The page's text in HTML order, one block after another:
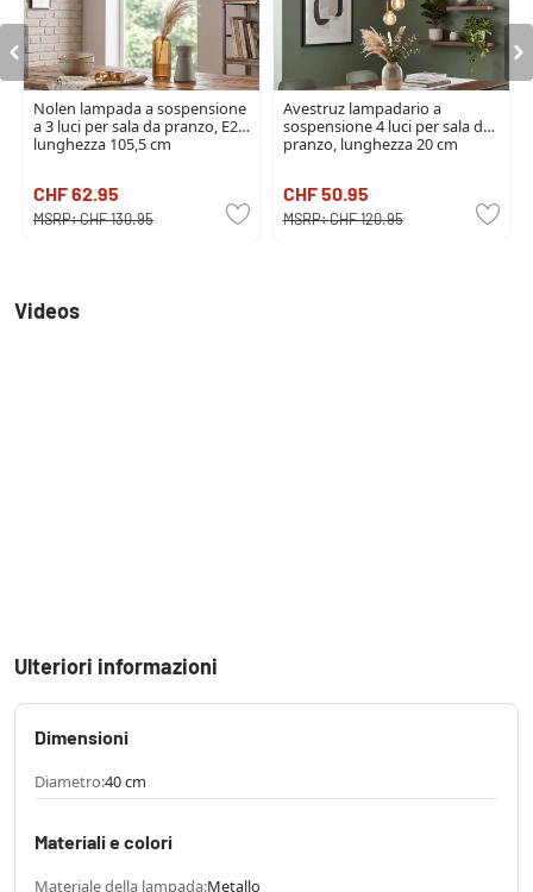
Nolen lampada a sospensione
a 3 luci per sala da pranzo, E27,
lunghezza 105,5 cm
CHF 62.95
MSRP:CHF 130.95
Avestruz lampadario a
sospensione 4 luci per sala da
pranzo, lunghezza 20 cm
CHF 50.95
MSRP:CHF 120.95
Videos
Ulteriori informazioni
Dimensioni
Diametro:40 cm
Materiali e colori
Materiale della lampada:Metallo